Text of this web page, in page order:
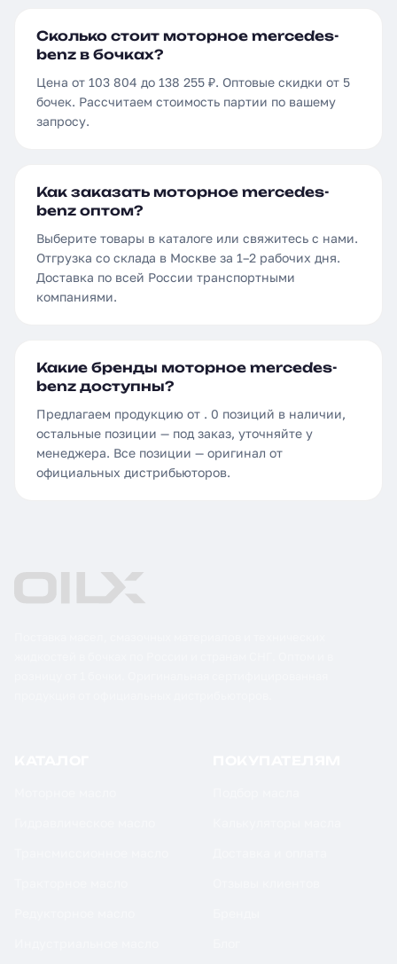
Сколько стоит моторное mercedes-
benz в бочках?
Цена от 103 804 до 138 255 ₽. Оптовые скидки от 5
бочек. Рассчитаем стоимость партии по вашему
запросу.
Как заказать моторное mercedes-
benz оптом?
Выберите товары в каталоге или свяжитесь с нами.
Отгрузка со склада в Москве за 1–2 рабочих дня.
Доставка по всей России транспортными
компаниями.
Какие бренды моторное mercedes-
benz доступны?
Предлагаем продукцию от . 0 позиций в наличии,
остальные позиции — под заказ, уточняйте у
менеджера. Все позиции — оригинал от
официальных дистрибьюторов.